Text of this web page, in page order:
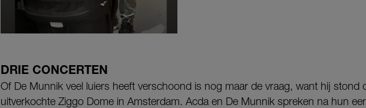
DRIE CONCERTEN
Of De Munnik veel luiers heeft verschoond is nog maar de vraag, want hij stond
uitverkochte Ziggo Dome in Amsterdam. Acda en De Munnik spreken na hun